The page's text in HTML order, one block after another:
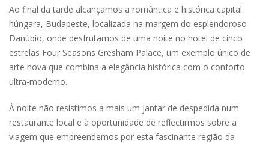
Ao final da tarde alcançamos a romântica e histórica capital
húngara, Budapeste, localizada na margem do esplendoroso
Danúbio, onde desfrutamos de uma noite no hotel de cinco
estrelas Four Seasons Gresham Palace, um exemplo único de
arte nova que combina a elegância histórica com o conforto
ultra-moderno.
À noite não resistimos a mais um jantar de despedida num
restaurante local e à oportunidade de reflectirmos sobre a
viagem que empreendemos por esta fascinante região da